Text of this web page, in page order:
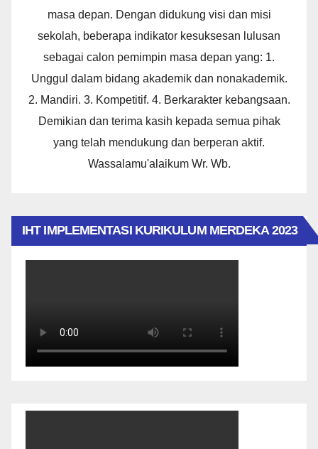
masa depan. Dengan didukung visi dan misi
sekolah, beberapa indikator kesuksesan lulusan
sebagai calon pemimpin masa depan yang: 1.
Unggul dalam bidang akademik dan nonakademik.
2. Mandiri. 3. Kompetitif. 4. Berkarakter kebangsaan.
Demikian dan terima kasih kepada semua pihak
yang telah mendukung dan berperan aktif.
Wassalamu'alaikum Wr. Wb.
IHT IMPLEMENTASI KURIKULUM MERDEKA 2023